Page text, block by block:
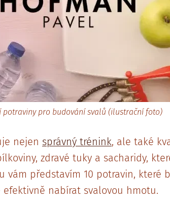
potraviny pro budování svalů (ilustrační foto)
nejen správný trénink, ale také
zdravé tuky a sacharidy,
vám představím 10 potravin, které
efektivně nabírat svalovou hmotu.